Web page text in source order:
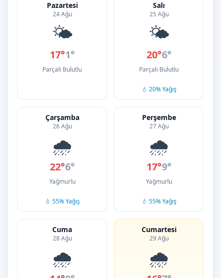
Pazartesi
24 Ağu
🌤️
17°1°
Parçalı Bulutlu
Salı
25 Ağu
🌤️
20°6°
Parçalı Bulutlu
💧 20% Yağış
Çarşamba
26 Ağu
🌧️
22°6°
Yağmurlu
💧 55% Yağış
Perşembe
27 Ağu
🌧️
17°9°
Yağmurlu
💧 55% Yağış
Cuma
28 Ağu
🌧️
Cumartesi
29 Ağu
🌧️